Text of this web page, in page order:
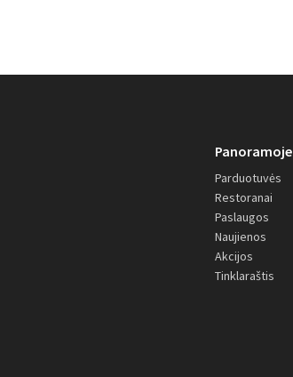
Panoramoje
Parduotuvės
Restoranai
Paslaugos
Naujienos
Akcijos
Tinklaraštis